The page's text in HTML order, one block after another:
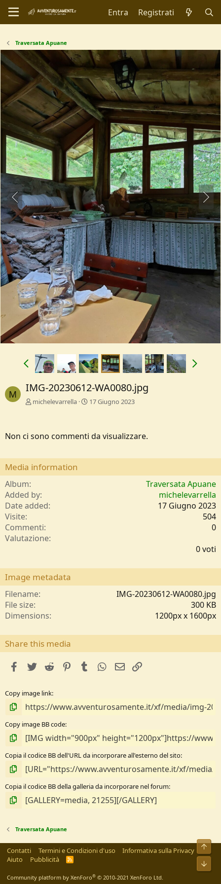
Entra Registrati
Traversata Apuane
M IMG-20230612-WA0080.jpg
michelevarrella 17 Giugno 2023
Non ci sono commenti da visualizzare.
Media information
Album
Traversata Apuane
Added by
michelevarrella
Date added
17 Giugno 2023
Visite
504
Commenti
0
Valutazione
0
t
l
l
e
/
0 voti
Image metadata
Filename
IMG-20230612-WA0080.jpg
File size
300 KB
Dimensions
1200px x 1600px
Share this media
facebookTwitterReddit PinterestTumblrWhatsApp
e-mail
Copy image link
Copy image BB code
Copia il codice BB dell'URL da incorporare all'esterno del sito
Copia il codice BB della galleria da incorporare nel forum
Traversata Apuane
Contatti Termini e Condizioni d'uso
Informativa sulla Privacy
Aiuto
Pubblicità
R
S
Community platform by XenForo® © 2010-2021 XenForo Ltd.
Alto